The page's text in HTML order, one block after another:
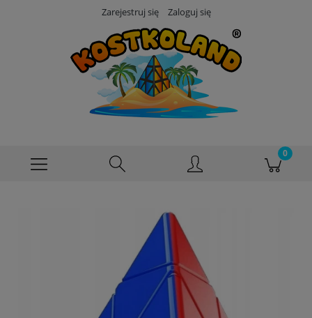
Zarejestruj się Zaloguj się